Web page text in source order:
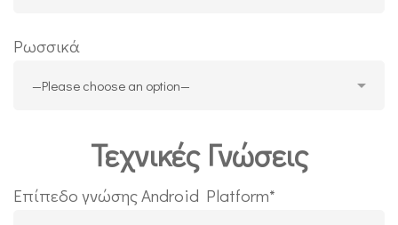
Ρωσσικά
Τεχνικές Γνώσεις
Επίπεδο γνώσης Android Platform*